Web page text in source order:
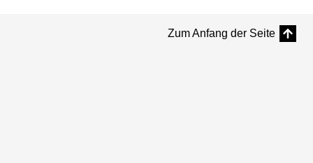
Zum Anfang der Seite